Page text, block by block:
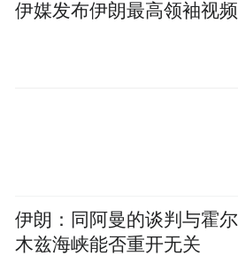
伊媒发布伊朗最高领袖视频
伊朗：同阿曼的谈判与霍尔
木兹海峡能否重开无关